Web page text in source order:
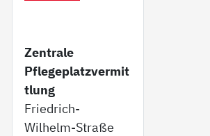
Zentrale
Pflegeplatzvermit
tlung
Friedrich-
Wilhelm-Straße